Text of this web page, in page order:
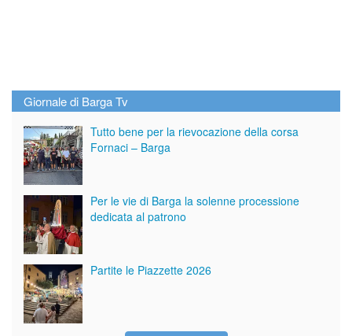
Giornale di Barga Tv
Tutto bene per la rievocazione della corsa
Fornaci – Barga
Per le vie di Barga la solenne processione
dedicata al patrono
Partite le Piazzette 2026